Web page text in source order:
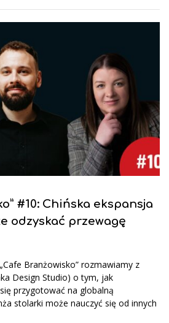
#10: Chińska ekspansja
odzyskać przewagę
Branżowisko” rozmawiamy z
Design Studio) o tym, jak
przygotować na globalną
stolarki może nauczyć się od innych